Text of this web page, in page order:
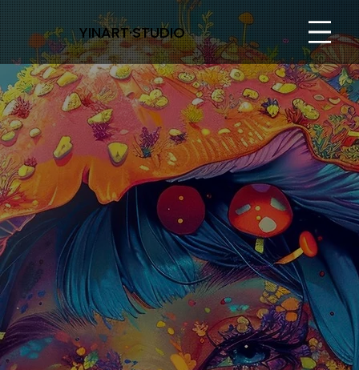
YINART·STUDIO